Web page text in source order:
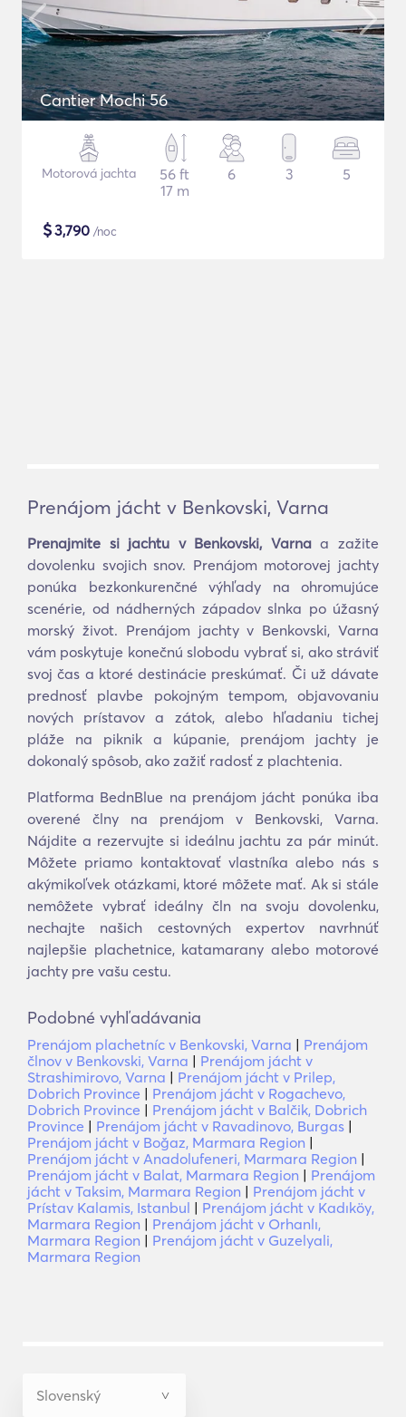
Cantier Mochi 56
Motorová jachta
56 ft
17 m
6 3 5
$3,790 /noc
Prenájom jácht v Benkovski, Varna
Prenajmite si jachtu v Benkovski, Varnaa zažite
dovolenku svojich snov. Prenájom motorovej jachty
ponúka bezkonkurenčné výhľady na ohromujúce
scenérie, od nádherných západov slnka po úžasný
morský život. Prenájom jachty v Benkovski, Varna
vám poskytuje konečnú slobodu vybrať si, ako stráviť
svoj čas a ktoré destinácie preskúmať. Či už dávate
prednosť plavbe pokojným tempom, objavovaniu
nových prístavov a zátok, alebo hľadaniu tichej
pláže na piknik a kúpanie, prenájom jachty je
dokonalý spôsob, ako zažiť radosť z plachtenia.
Platforma BednBlue na prenájom jácht ponúka iba
overené člny na prenájom v Benkovski, Varna.
Nájdite a rezervujte si ideálnu jachtu za pár minút.
Môžete priamo kontaktovať vlastníka alebo nás s
akýmikoľvek otázkami, ktoré môžete mať. Ak si stále
nemôžete vybrať ideálny čln na svoju dovolenku,
nechajte našich cestovných expertov navrhnúť
najlepšie plachetnice, katamarany alebo motorové
jachty pre vašu cestu.
Podobné vyhľadávania
Prenájom plachetníc v Benkovski, Varna | Prenájom
člnov v Benkovski, Varna | Prenájom jácht v
Strashimirovo, Varna | Prenájom jácht v Prilep,
Dobrich Province | Prenájom jácht v Rogachevo,
Dobrich Province | Prenájom jácht v Balčik, Dobrich
Province | Prenájom jácht v Ravadinovo, Burgas |
Prenájom jácht v Boğaz, Marmara Region |
Prenájom jácht v Anadolufeneri, Marmara Region |
Prenájom jácht v Balat, Marmara Region | Prenájom
jácht v Taksim, Marmara Region | Prenájom jácht v
Prístav Kalamis, Istanbul | Prenájom jácht v Kadıköy,
Marmara Region | Prenájom jácht v Orhanlı,
Marmara Region | Prenájom jácht v Guzelyali,
Marmara Region